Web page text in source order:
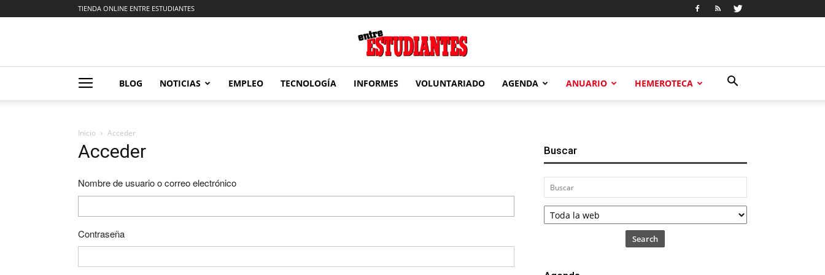
TIENDA ONLINE ENTRE ESTUDIANTES
BLOG NOTICIAS EMPLEO TECNOLOGÍA INFORMES VOLUNTARIADO AGENDA ANUARIO HEMEROTECA
Inicio Acceder
Acceder
Nombre de usuario o correo electrónico
Contraseña
Buscar
Search